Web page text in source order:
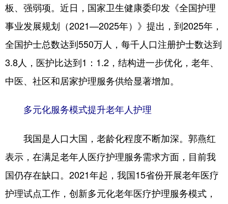
板、强弱项。近日，国家卫生健康委印发《全国护理
事业发展规划（2021—2025年）》提出，到2025年，
全国护士总数达到550万人，每千人口注册护士数达到
3.8人，医护比达到1：1.2，结构进一步优化，老年、
中医、社区和居家护理服务供给显著增加。
多元化服务模式提升老年人护理
我国是人口大国，老龄化程度不断加深。郭燕红
表示，在满足老年人医疗护理服务需求方面，目前我
国仍存在缺口。2021年起，我国15省份开展老年医疗
护理试点工作，创新多元化老年医疗护理服务模式，